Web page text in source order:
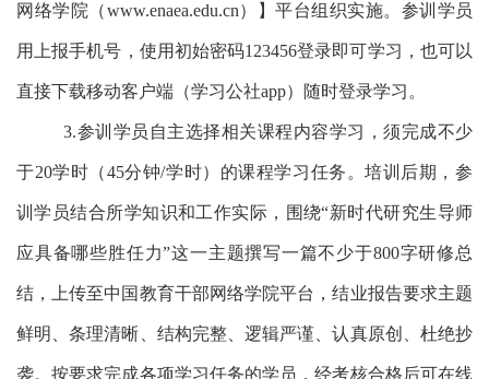
网络学院（www.enaea.edu.cn）】平台组织实施。参训学员
用上报手机号，使用初始密码123456登录即可学习，也可以
直接下载移动客户端（学习公社app）随时登录学习。
3.参训学员自主选择相关课程内容学习，须完成不少
于20学时（45分钟/学时）的课程学习任务。培训后期，参
训学员结合所学知识和工作实际，围绕“新时代研究生导师
应具备哪些胜任力”这一主题撰写一篇不少于800字研修总
结，上传至中国教育干部网络学院平台，结业报告要求主题
鲜明、条理清晰、结构完整、逻辑严谨、认真原创、杜绝抄
袭。按要求完成各项学习任务的学员，经考核合格后可在线